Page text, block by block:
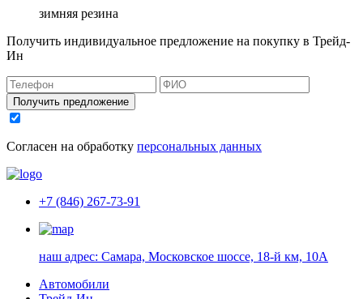
зимняя резина
Получить индивидуальное предложение на покупку в Трейд-
Ин
Получить предложение
Согласен на обработку персональных данных
+7 (846) 267-73-91
наш адрес: Самара, Московское шоссе, 18-й км, 10А
Автомобили